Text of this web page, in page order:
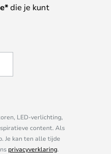
die je kunt
LED-verlichting,
content. Als
Je kan ten alle tijde
privacyverklaring.